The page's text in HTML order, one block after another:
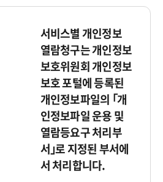
서비스별 개인정보
열람청구는 개인정보
보호위원회 개인정보
보호 포털에 등록된
개인정보파일의 ｢개
인정보파일 운용 및
열람등요구 처리부
서｣로 지정된 부서에
서 처리합니다.